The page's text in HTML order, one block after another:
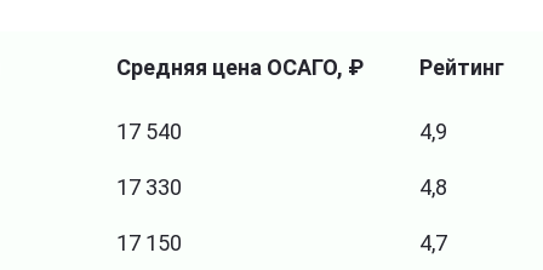
Средняя цена ОСАГО, ₽ Рейтинг
17 540 4,9
17 330 4,8
17 150 4,7